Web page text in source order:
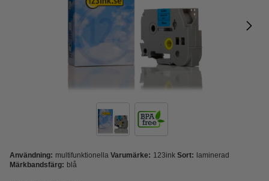
Användning: multifunktionella Varumärke: 123ink Sort: laminerad
Märkbandsfärg: blå